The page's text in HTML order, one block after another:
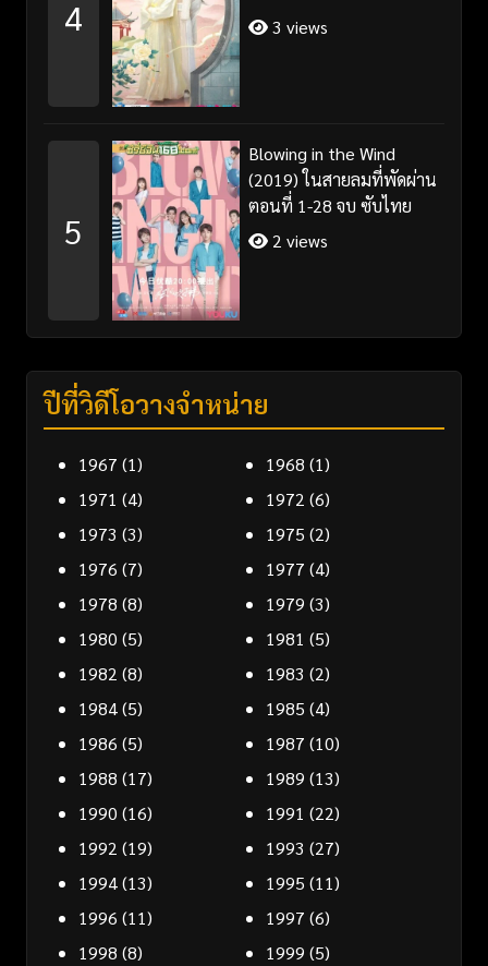
4
3 views
5
Blowing in the Wind
(2019) ในสายลมที่พัดผ่าน
ตอนที่ 1-28 จบ ซับไทย
2 views
ปีที่วิดีโอวางจำหน่าย
1967 (1) 1968 (1)
1971 (4) 1972 (6)
1973 (3) 1975 (2)
1976 (7) 1977 (4)
1978 (8) 1979 (3)
1980 (5) 1981 (5)
1982 (8) 1983 (2)
1984(5) 1985 (4)
1986 (5) 1987 (10)
1988 (17) 1989 (13)
1990 (16) 1991 (22)
1992 (19) 1993 (27)
1994(13) 1995 (11)
1996 (11) 1997 (6)
1998 (8) 1999 (5)